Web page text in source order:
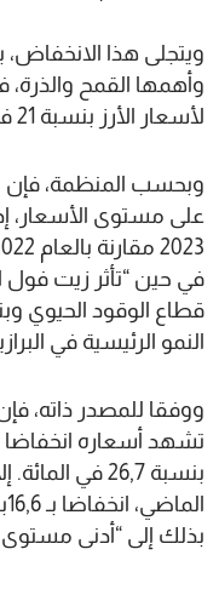
ويتجلى هذا
وأهمها القمح
لأسعار الأرز بنسبة 21 في المائة خلال هذه الفترة.
وبحسب المنظمة، فإن
في حين “تأثر زيت فول
قطاع الوقود الحيوي
النمو الرئيسية في
ووفقا للمصدر ذاته،
تشهد أسعاره
بنسبة 26,7
بذلك إلى “أدنى